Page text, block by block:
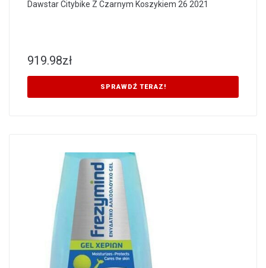
Dawstar Citybike Z Czarnym Koszykiem 26 2021
919.98zł
SPRAWDŹ TERAZ!